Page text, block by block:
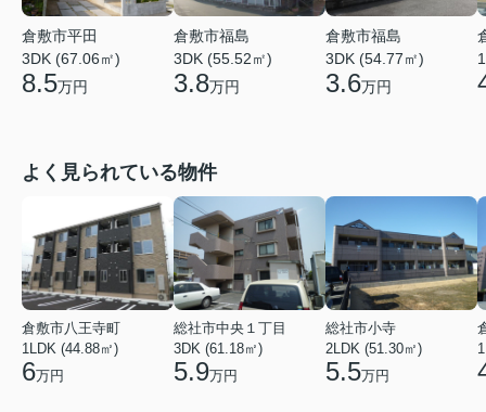
倉敷市平田
3DK (67.06㎡)
8.5万円
倉敷市福島
3DK (55.52㎡)
3.8万円
倉敷市福島
3DK (54.77㎡)
3.6万円
よく見られている物件
倉敷市八王寺町
1LDK (44.88㎡)
6万円
総社市中央１丁目
3DK (61.18㎡)
5.9万円
総社市小寺
2LDK (51.30㎡)
5.5万円